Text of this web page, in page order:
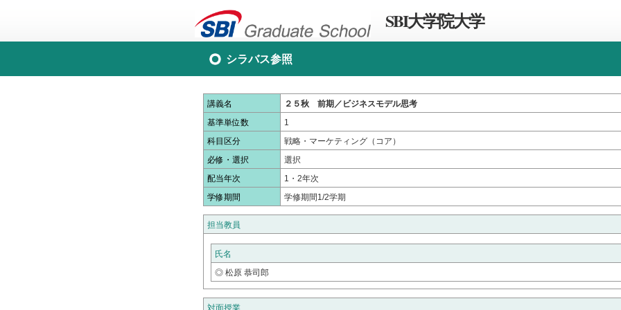
SBI大学院大学
シラバス参照
講義名
２５秋 前期／ビジネスモデル思考
基準単位数
1
科目区分
戦略・マーケティング（コア）
必修・選択
選択
配当年次
1・2年次
学修期間
学修期間1/2学期
担当教員
氏名
◎ 松原 恭司郎
対面授業